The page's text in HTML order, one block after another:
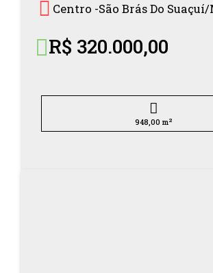
Centro -São Brás Do Suaçuí/
R$ 320.000,00
948,00 m 2